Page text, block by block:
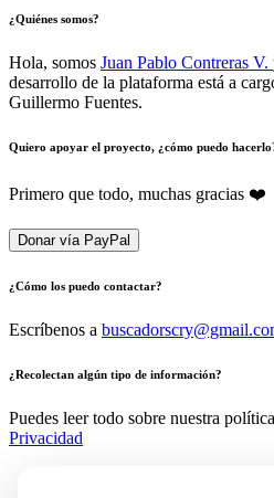
¿Quiénes somos?
Hola, somos Juan Pablo Contreras V.
desarrollo de la plataforma está a
Guillermo Fuentes.
Quiero apoyar el proyecto, ¿cómo puedo
Primero que todo, muchas gracias ❤️
Donar vía PayPal
¿Cómo los puedo contactar?
Escríbenos a
¿Recolectan algún tipo de información?
Puedes leer todo sobre nuestra
Privacidad